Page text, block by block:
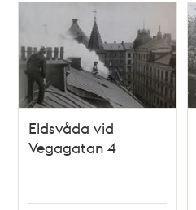
Eldsvåda vid
Vegagatan 4